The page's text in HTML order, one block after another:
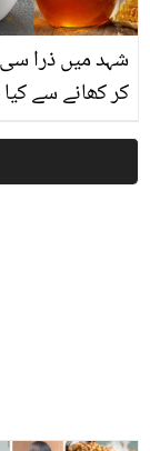
شہد میں ذرا
کر کھانے سے کیا
روزانہ